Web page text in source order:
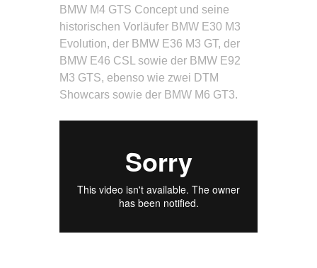
BMW M4 GTS Concept und seine
historischen Vorläufer BMW E30 M3
Evolution, der BMW E36 M3 GT, der
BMW E46 CSL sowie der BMW E92
M3 GTS, ebenso wie zwei DTM
Showcars sowie der BMW M6 GT3.